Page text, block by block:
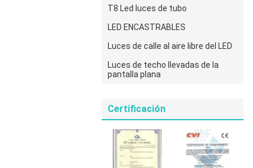
T8 Led luces de tubo
LED ENCASTRABLES
Luces de calle al aire libre del LED
Luces de techo llevadas de la
pantalla plana
Certificación